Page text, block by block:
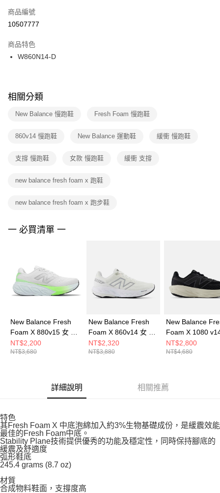
【「AFTEE先享後付」結帳流程】
１．於結帳方式選擇「AFTEE先享後付」後，將跳轉至「AFTEE先享後付」
２．訂單成立數日內，您將收到繳費通知簡訊。
３．收到繳費通知簡訊後14天內，點擊此簡訊中的連結，可透過四大超商／
ATM／網路銀行／等多元方式進行付款，方視為交易完成。
※ 交易是否成功請以「AFTEE先享後付 」之結帳頁面顯示為準，若有關於
是否繳費成功／繳費後需取消欲退款等相關疑問，請聯繫「AFTEE先享後付
客戶支援中心」 https://netprotections.freshdesk.com/support/home
１．透過由恩沛科技股份有限公司提供之「AFTEE先享後付」服務完成之交
權轉讓予恩沛科技股份有限公司。
３．未成年的使用者請事先徵得法定代理人或監護人之同意方可使用
任。
請求用戶進行身份認證。
５．嚴禁一人註冊多個帳號或使用他人資訊註冊。若發現惡意使用之情形，
宅配
每筆NT$100，滿NT$1,500(含以上)免運費
付款後門市自取
每筆NT$100，滿NT$1,500(含以上)免運費
商品編號
10507777
商品特色
W860N14-D
相關分類
New Balance 慢跑鞋 Fresh Foam 慢跑鞋
860v14 慢跑鞋 New Balance 運動鞋 緩衝 慢跑鞋
支撐 慢跑鞋 女款 慢跑鞋 緩衝 支撐
new balance fresh foam x 跑鞋
new balance fresh foam x 跑步鞋
一 必買清單 一
New Balance Fresh
Foam X 880v15 女 慢
跑鞋 W880D15-D
NT$2,200
NT$3,680
New Balance Fresh
Foam X 860v14 女 慢
跑鞋 W860C14-D
NT$2,320
NT$3,880
New Balance
Foam X 1080
慢跑鞋
NT$2,800
NT$4,680
詳細說明 相關推薦
特色
其Fresh Foam X 中底泡綿加入約3%生物基礎成份，是緩震效能
最佳的Fresh Foam中底。
Stability Plane技術提供優秀的功能及穩定性，同時保持腳底的
緩震及舒適度
弧形鞋底
245.4 grams (8.7 oz)
材質
合成物料鞋面，支撐度高